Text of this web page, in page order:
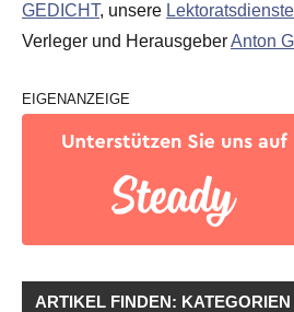
GEDICHT, unsere Lektoratsdienste
Verleger und HerausgeberAnton
EIGENANZEIGE
ARTIKEL FINDEN: KATEGORIEN